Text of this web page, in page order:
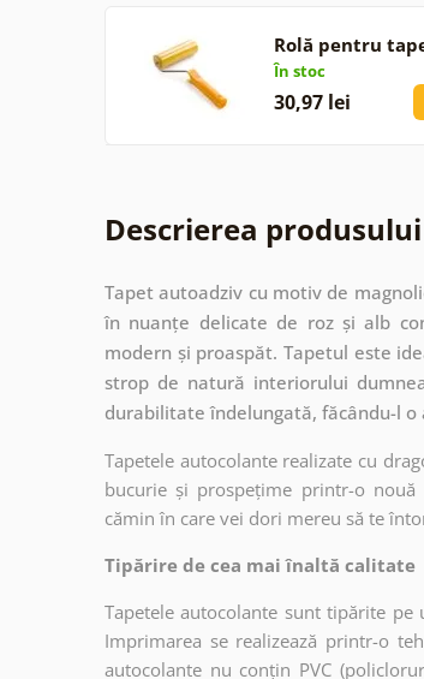
Rolă pentru
În stoc
30,97 lei
Descrierea
Tapet autoadziv cu motiv de
în nuanțe delicate de roz și alb
modern și proaspăt. Tapetul este
strop de natură interiorului
durabilitate îndelungată, făcându-l o
Tapetele autocolante realizate cu
bucurie și prospețime printr-o
cămin în care vei dori mereu să te
Tipărire de cea mai înaltă calitate
Tapetele autocolante sunt tipărite
Imprimarea se realizează printr-o
autocolante nu conțin PVC